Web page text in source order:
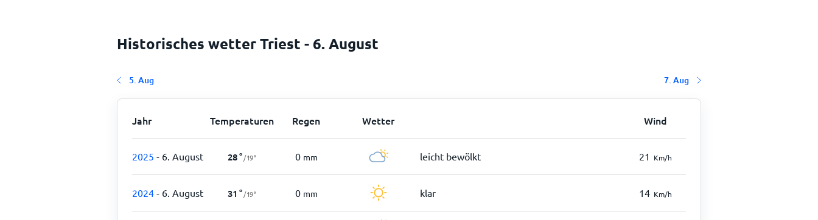
Historisches wetter Triest - 6. August
5. Aug 7. Aug
Jahr Temperaturen Regen Wetter Wind
2025 - 6. August 28° /19° 0 mm leicht bewölkt 21 Km/h
2024 - 6. August 31 ° /19° 0 mm klar 14 Km/h